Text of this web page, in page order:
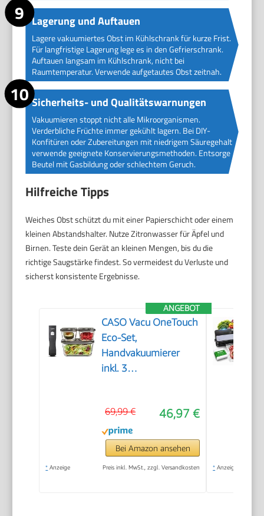
Lagerung und Auftauen
Lagere vakuumiertes Obst im Kühlschrank für kurze Frist.
Für langfristige Lagerung lege es in den Gefrierschrank.
Auftauen langsam im Kühlschrank, nicht bei
Raumtemperatur. Verwende aufgetautes Obst zeitnah.
Sicherheits- und Qualitätswarnungen
Vakuumieren stoppt nicht alle Mikroorganismen.
Verderbliche Früchte immer gekühlt lagern. Bei DIY-
Konfitüren oder Zubereitungen mit niedrigem Säuregehalt
verwende geeignete Konservierungsmethoden. Entsorge
Beutel mit Gasbildung oder schlechtem Geruch.
Hilfreiche Tipps
Weiches Obst schützt du mit einer Papierschicht oder einem
kleinen Abstandshalter. Nutze Zitronwasser für Äpfel und
Birnen. Teste dein Gerät an kleinen Mengen, bis du die
richtige Saugstärke findest. So vermeidest du Verluste und
sicherst konsistente Ergebnisse.
ANGEBOT
CASO Vacu OneTouch
Eco-Set,
Handvakuumierer
inkl. 3
und Food Manager
Sticker, kabellos, bis
zu 150 Minuten
Laufzeit, aufladbar,
46,97 €
69,99 €
Bei Amazon ansehen
* Anzeige Preis inkl. MwSt., zzgl. Versandkosten * Anzeige